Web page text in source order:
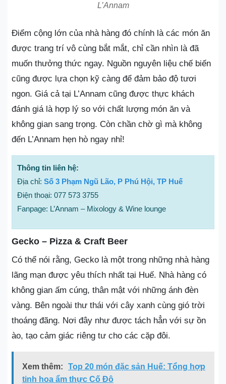
L’Annam
Điểm cộng lớn của nhà hàng đó chính là các món ăn
được trang trí vô cùng bắt mắt, chỉ cần nhìn là đã
muốn thưởng thức ngay. Nguồn nguyên liệu chế biến
cũng được lựa chọn kỹ càng để đảm bảo độ tươi
ngon. Giá cả tại L’Annam cũng được thực khách
đánh giá là hợp lý so với chất lượng món ăn và
không gian sang trọng. Còn chần chờ gì mà không
đến L’Annam hẹn hò ngay nhỉ!
Thông tin liên hệ:
Địa chỉ: Số 3 Phạm Ngũ Lão, P Phú Hội, TP Huế
Điện thoại: 077 573 3755
Fanpage: L’Annam – Mixology & Wine lounge
Gecko – Pizza & Craft Beer
Có thể nói rằng, Gecko là một trong những nhà hàng
lãng mạn được yêu thích nhất tại Huế. Nhà hàng có
không gian ấm cúng, thân mật với những ánh đèn
vàng. Bên ngoài thư thái với cây xanh cùng gió trời
thoáng đãng. Nơi đây như được tách hẳn với sự ồn
ào, tạo cảm giác riêng tư cho các cặp đôi.
Xem thêm:
Top 20 món đặc sản Huế: Tổng hợp
tinh hoa ẩm thực Cố Đô